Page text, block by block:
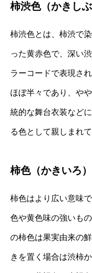
柿渋色（かきし
柿渋色とは、柿渋で
った黄赤色で、深い
ラーコードで表現さ
ほぼ半々であり、や
統的な舞台衣装など
る色として親しまれて
柿色（かきいろ
柿色はより広い意味
色や黄色味の強いも
の柿色は果実由来の
きを置く場合は渋柿